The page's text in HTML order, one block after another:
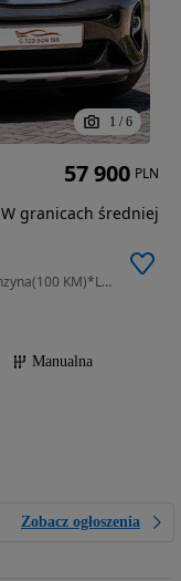
1 / 6
1368 cm3 • 100 KM • XL*Bogata Opcja*1.4 Benzyna(100 KM)*LED*Navi*Kamera*ROCZNA GWARANCJA*
Manualna
Zobacz ogłoszenia
57 900 PLN
W granicach średniej